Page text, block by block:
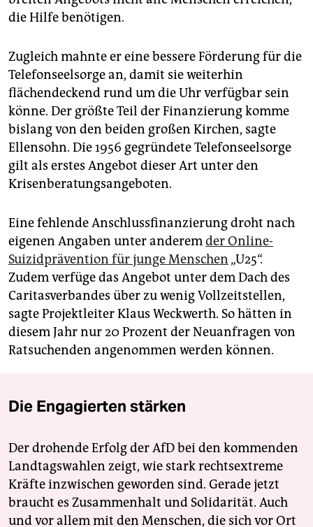
die Hilfe benötigen.
Zugleich mahnte er eine bessere Förderung für die
Telefonseelsorge an, damit sie weiterhin
flächendeckend rund um die Uhr verfügbar sein
könne. Der größte Teil der Finanzierung komme
bislang von den beiden großen Kirchen, sagte
Ellensohn. Die 1956 gegründete Telefonseelsorge
gilt als erstes Angebot dieser Art unter den
Krisenberatungsangeboten.
Eine fehlende Anschlussfinanzierung droht nach
eigenen Angaben unter anderemder Online-
Suizidprävention für junge Menschen „U25“.
Zudem verfüge das Angebot unter dem Dach des
Caritasverbandes über zu wenig Vollzeitstellen,
sagte Projektleiter Klaus Weckwerth. So hätten in
diesem Jahr nur 20 Prozent der Neuanfragen von
Ratsuchenden angenommen werden können.
Die Engagierten stärken
Der drohende Erfolg der AfD bei den kommenden
Landtagswahlen zeigt, wie stark rechtsextreme
Kräfte inzwischen geworden sind. Gerade jetzt
braucht es Zusammenhalt und Solidarität. Auch
und vor allem mit den Menschen, die sich vor Ort